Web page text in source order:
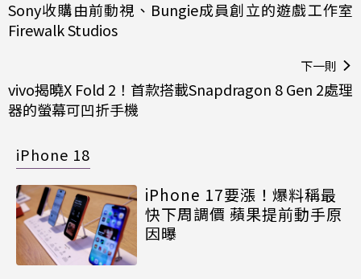
Sony收購由前動視、Bungie成員創立的遊戲工作室
Firewalk Studios
下一則
vivo揭曉X Fold 2！首款搭載Snapdragon 8 Gen 2處理
器的螢幕可凹折手機
iPhone 18
iPhone 17要漲！爆料稱最
快下周調價 蘋果提前動手原
因曝